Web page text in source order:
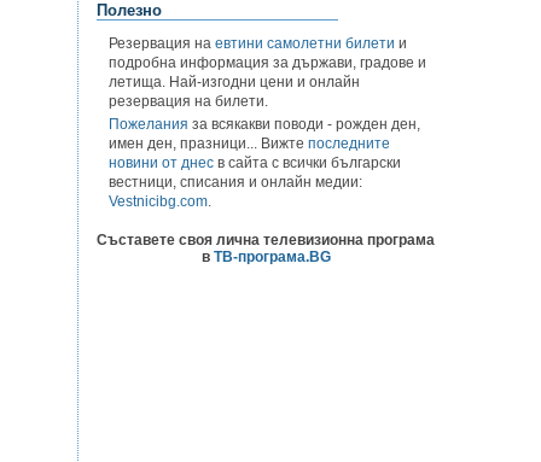
Полезно
Резервация на евтини самолетни билети и
подробна информация за държави, градове и
летища. Най-изгодни цени и онлайн
резервация на билети.
Пожелания за всякакви поводи - рожден ден,
имен ден, празници... Вижте последните
новини от днес в сайта с всички български
вестници, списания и онлайн медии:
Vestnicibg.com.
Съставете своя лична телевизионна програма
в ТВ-програма.BG